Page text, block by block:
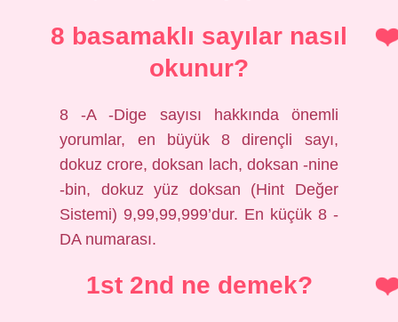
8 basamaklı sayılar nasıl
okunur?
8 -A -Dige sayısı hakkında önemli
yorumlar, en büyük 8 dirençli sayı,
dokuz crore, doksan lach, doksan -nine
-bin, dokuz yüz doksan (Hint Değer
Sistemi) 9,99,99,999’dur. En küçük 8 -
DA numarası.
1st 2nd ne demek?